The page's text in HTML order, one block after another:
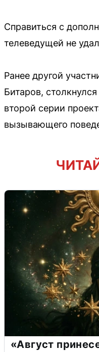
Справиться с
телеведущей не
Ранее другой
Битаров,
второй серии
вызывающего
«Август